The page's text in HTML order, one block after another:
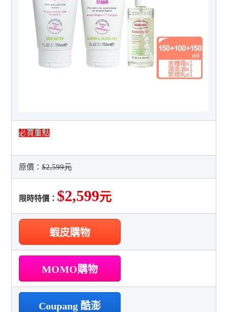
必買重點
原價：$2,599元
限時特價： $2,599元
蝦皮購物
MOMO購物
Coupang 酷澎